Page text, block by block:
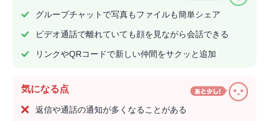
グループチャットで写真もファイルも簡単シェア
ビデオ通話で離れていても顔を見ながら会話できる
リンクやQRコードで新しい仲間をサクッと追加
気になる点
返信や通話の通知が多くなることがある